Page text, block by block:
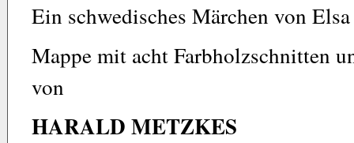
Ein schwedisches Märchen von
Mappe mit acht Farbholzschnitten
von
HARALD METZKES